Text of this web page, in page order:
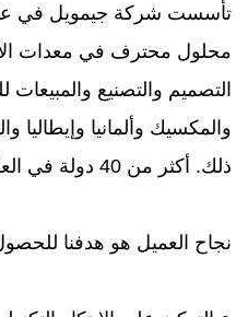
محلول محترف في معدات
التصميم والتصنيع والمبيعات
والمكسيك وألمانيا وإيطاليا
ذلك. أكثر من 40 دولة في العالم.
نجاح العميل هو هدفنا